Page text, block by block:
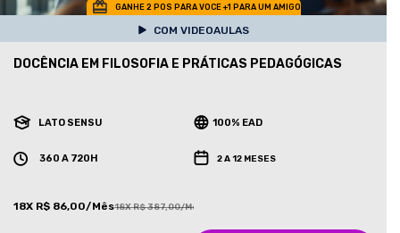
GANHE 2 POS PARA VOCE +1 PARA UM AMIGO
COM VIDEOAULAS
DOCÊNCIA EM FILOSOFIA E PRÁTICAS PEDAGÓGICAS
LATO SENSU 100% EAD
360 A 720H 2 A 12 MESES
18X R$ 86,00/Mês18X R$ 387,00/Mês